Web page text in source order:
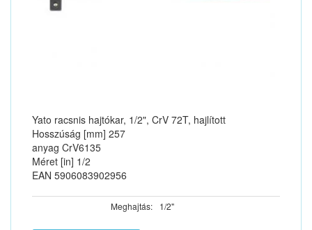
Yato racsnis hajtókar, 1/2", CrV 72T, hajlított
Hosszúság [mm] 257
anyag CrV6135
Méret [in] 1/2
EAN 5906083902956
Meghajtás: 1/2"